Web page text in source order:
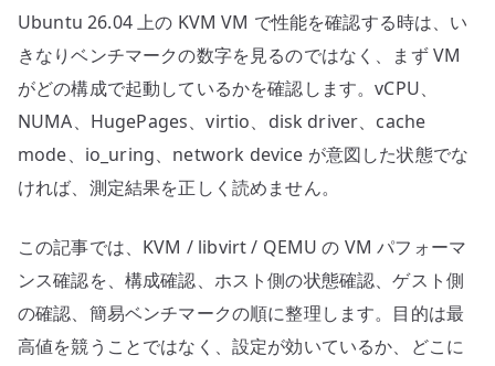
Ubuntu 26.04 上の KVM VM で性能を確認する時は、い
きなりベンチマークの数字を見るのではなく、まず VM
がどの構成で起動しているかを確認します。vCPU、
NUMA、HugePages、virtio、disk driver、cache
mode、io_uring、network device が意図した状態でな
ければ、測定結果を正しく読めません。
この記事では、KVM / libvirt / QEMU の VM パフォーマ
ンス確認を、構成確認、ホスト側の状態確認、ゲスト側
の確認、簡易ベンチマークの順に整理します。目的は最
高値を競うことではなく、設定が効いているか、どこに